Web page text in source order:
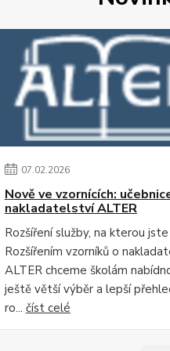
07.02.2026
Nově ve vzornících:
nakladatelství ALTER
Rozšíření služby, na kterou
Rozšířením vzorníků o
ALTER chceme školám
ještě větší výběr a lepší
ro... číst celé